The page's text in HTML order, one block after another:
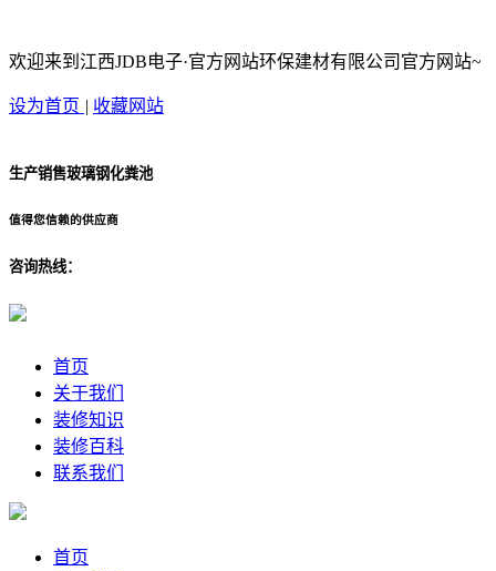
欢迎来到江西JDB电子·官方网站环保建材有限公司官方网站~
设为首页 | 收藏网站
生产销售玻璃钢化粪池
值得您信赖的供应商
咨询热线：
首页
关于我们
装修知识
装修百科
联系我们
首页